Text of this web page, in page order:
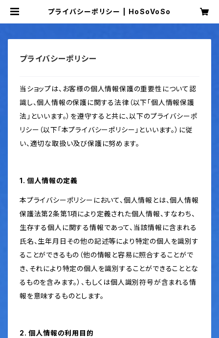
プライバシーポリシー | HoSoVoSo
プライバシーポリシー
当ショップは、お客様の個人情報保護の重要性について認
識し、個人情報の保護に関する法律（以下「個人情報保護
法」といいます。）を遵守すると共に、以下のプライバシーポ
リシー（以下「本プライバシーポリシー」といいます。）に従
い、適切な取扱い及び保護に努めます。
1. 個人情報の定義
本プライバシーポリシーにおいて、個人情報とは、個人情報
保護法第2条第1項により定義された個人情報、すなわち、
生存する個人に関する情報であって、当該情報に含まれる
氏名、生年月日その他の記述等により特定の個人を識別す
ることができるもの（他の情報と容易に照合することがで
き、それにより特定の個人を識別することができることとな
るものを含みます。）、もしくは個人識別符号が含まれる情
報を意味するものとします。
2. 個人情報の利用目的